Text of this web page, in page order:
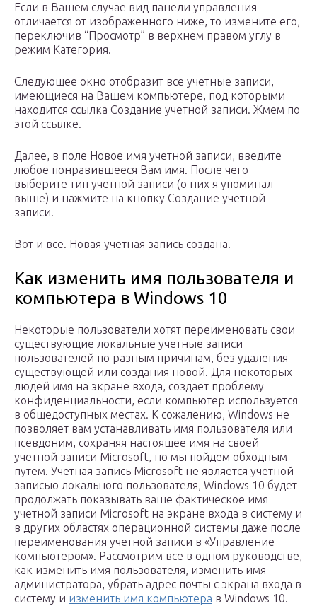
Если в Вашем случае вид панели управления
отличается от изображенного ниже, то измените его,
переключив “Просмотр” в верхнем правом углу в
режим Категория.
Следующее окно отобразит все учетные записи,
имеющиеся на Вашем компьютере, под которыми
находится ссылка Создание учетной записи. Жмем по
этой ссылке.
Далее, в поле Новое имя учетной записи, введите
любое понравившееся Вам имя. После чего
выберите тип учетной записи (о них я упоминал
выше) и нажмите на кнопку Создание учетной
записи.
Вот и все. Новая учетная запись создана.
Как изменить имя пользователя и
компьютера в Windows 10
Некоторые пользователи хотят переименовать свои
существующие локальные учетные записи
пользователей по разным причинам, без удаления
существующей или создания новой. Для некоторых
людей имя на экране входа, создает проблему
конфиденциальности, если компьютер используется
в общедоступных местах. К сожалению, Windows не
позволяет вам устанавливать имя пользователя или
псевдоним, сохраняя настоящее имя на своей
учетной записи Microsoft, но мы пойдем обходным
путем. Учетная запись Microsoft не является учетной
записью локального пользователя, Windows 10 будет
продолжать показывать ваше фактическое имя
учетной записи Microsoft на экране входа в систему и
в других областях операционной системы даже после
переименования учетной записи в «Управление
компьютером». Рассмотрим все в одном руководстве,
как изменить имя пользователя, изменить имя
администратора, убрать адрес почты с экрана входа в
систему и изменить имя компьютера в Windows 10.